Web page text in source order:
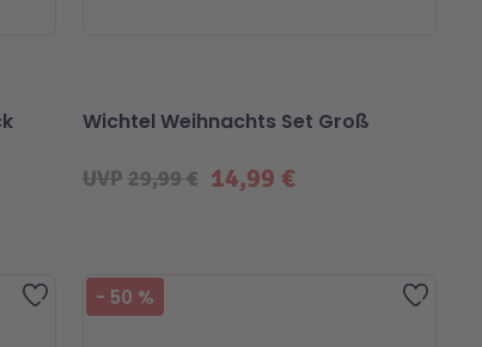
14,99 €
UVP 29,99 €
Wichtel Weihnachts Set Groß
Zur Wunschliste hinzufügen Zur
- 50 %
Beliebt